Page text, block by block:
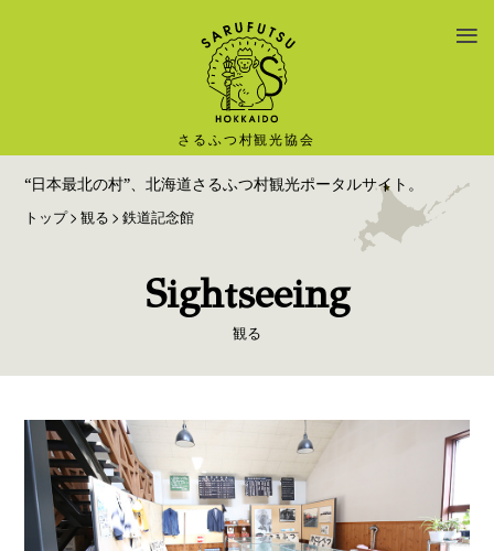
観る
食べる・買う
フォトギャラリー
ダウンロード
リンク
“日本最北の村”、北海道さるふつ村観光ポータルサイト。
トップ
観る 鉄道記念館
Sightseeing
観る